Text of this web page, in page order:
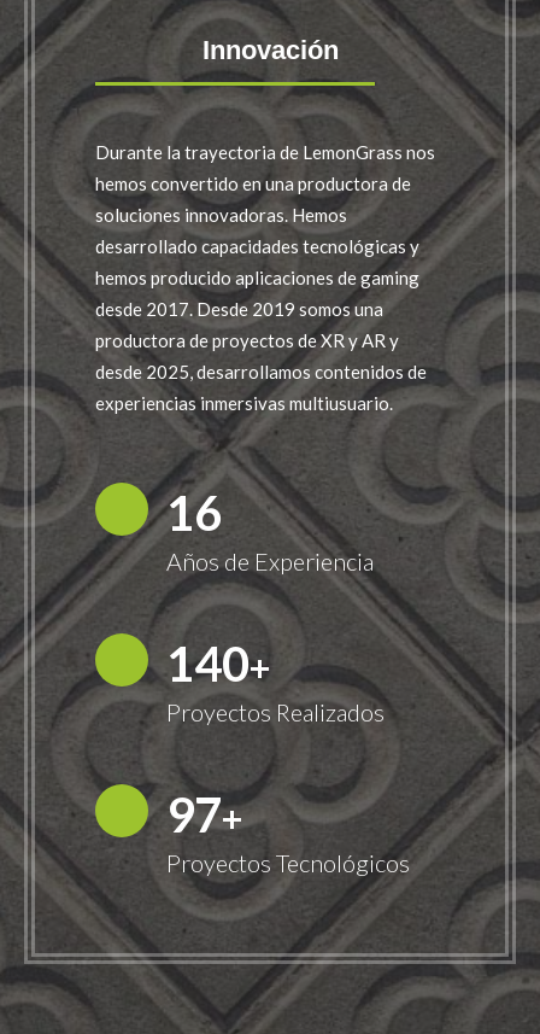
Innovación
Durante la trayectoria de LemonGrass nos
hemos convertido en una productora de
soluciones innovadoras. Hemos
desarrollado capacidades tecnológicas y
hemos producido aplicaciones de gaming
desde 2017. Desde 2019 somos una
productora de proyectos de XR y AR y
desde 2025, desarrollamos contenidos de
experiencias inmersivas multiusuario.
18
Años de Experiencia
149+
Proyectos Realizados
100+
Proyectos Tecnológicos